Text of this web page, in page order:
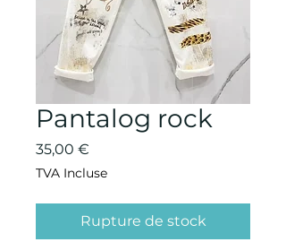
Pantalog rock
35,00 €
TVA Incluse
Rupture de stock